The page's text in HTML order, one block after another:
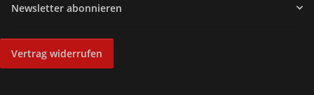
Newsletter abonnieren
Vertrag widerrufen